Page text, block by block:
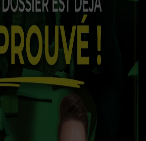
5
25-173
JN1BJ1CR5KW316566
solution efficace pour améliorer votre
sommes là pour vous aider avec les
de financement disponibles sur le
situation.
À 100 OU RECEVEZ
500$